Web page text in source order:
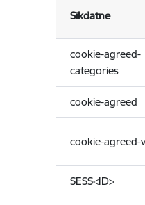
Sīkdatne
cookie-agreed-
categories
cookie-agreed
cookie-agreed-
SESS<ID>